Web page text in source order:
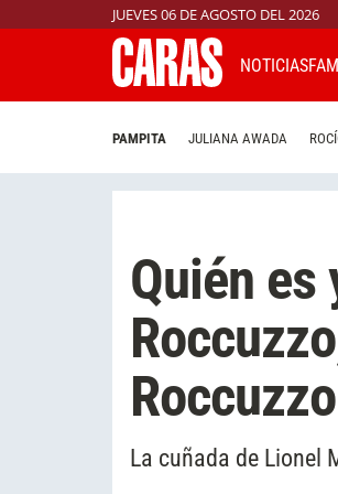
JUEVES 06 DE AGOSTO DEL 2026
NOTICIAS
PAMPITA JULIANA AWADA
Quién es
Roccuzzo
La cuñada de Lionel